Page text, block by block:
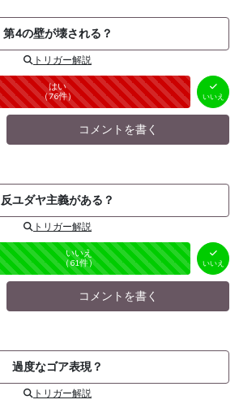
第4の壁が壊される？
トリガー解説
はい
（76件） 未投票
いいえ
（ 0件）
いいえ
コメントを書く
反ユダヤ主義がある？
トリガー解説
いいえ
（61件） いいえ
コメントを書く
過度なゴア表現？
トリガー解説